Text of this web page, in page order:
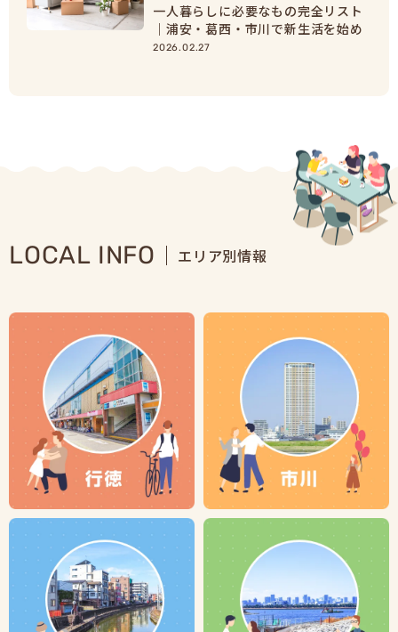
一人暮らしに必要なもの完全リスト
｜浦安・葛西・市川で新生活を始め
る人向け準備ガイド
2026.02.27
LOCAL INFO エリア別情報